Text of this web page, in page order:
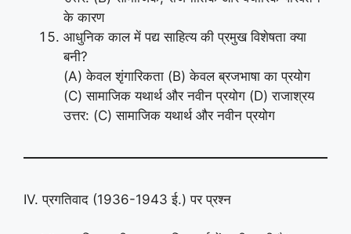
के कारण
आधुनिक काल में पद्य साहित्य की प्रमुख विशेषता क्या
बनी?
(A) केवल शृंगारिकता (B) केवल ब्रजभाषा का प्रयोग
(C) सामाजिक यथार्थ और नवीन प्रयोग (D) राजाश्रय
उत्तर: (C) सामाजिक यथार्थ और नवीन प्रयोग
IV. प्रगतिवाद (1936-1943 ई.) पर प्रश्न